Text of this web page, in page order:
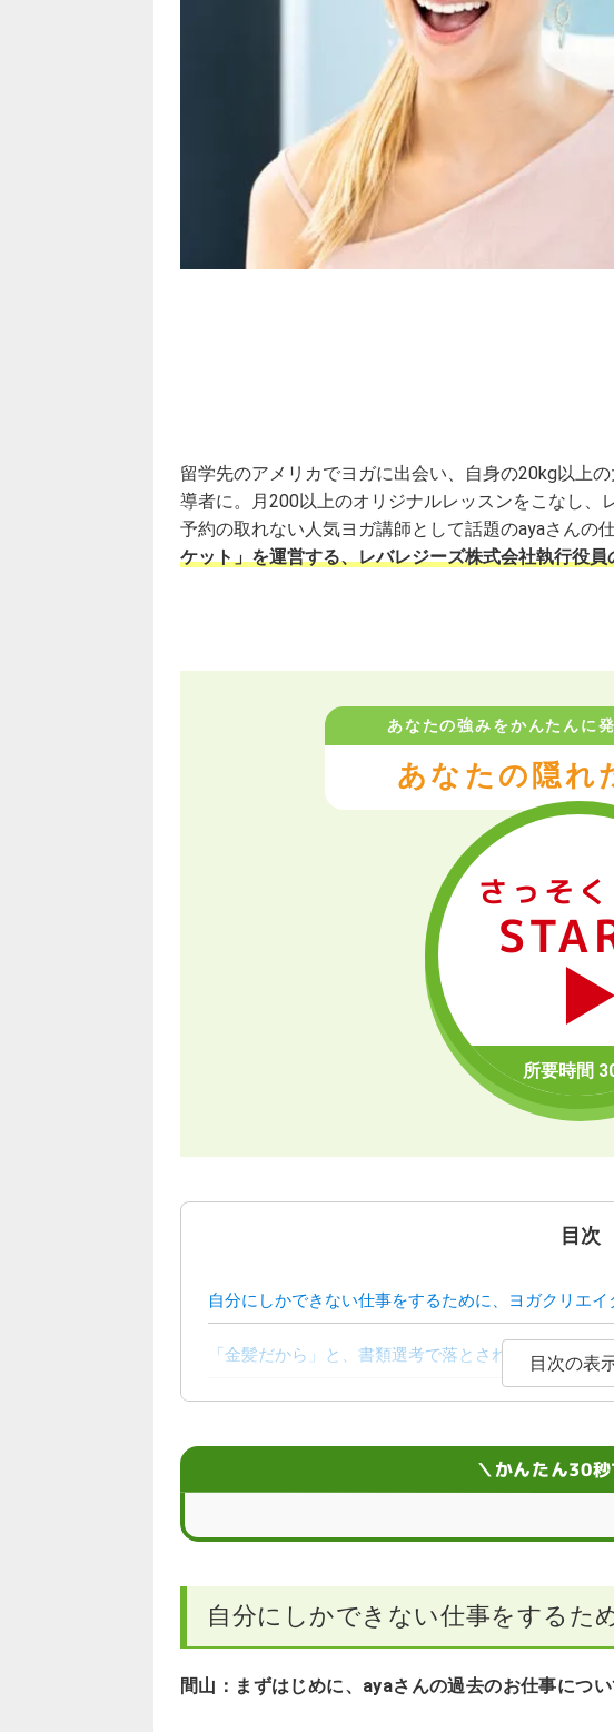
留学先のアメリカでヨガに出会い、自身の20kg以上
導者に。月200以上のオリジナルレッスンをこなし、
予約の取れない人気ヨガ講師として話題のayaさんの
ケット」を運営する、レバレジーズ株式会社執行役員
あなたの強みをかんたんに
あなたの隠れ
さっそ
目次
自分にしかできない仕事をするために、ヨガクリエイ
「金髪だから」と、書類選考で落とされる日々
人に話すことが、自分の才能を高める
目次の表
＼かんたん30
自分にしかできない仕事をするた
間山：まずはじめに、ayaさんの過去のお仕事につい